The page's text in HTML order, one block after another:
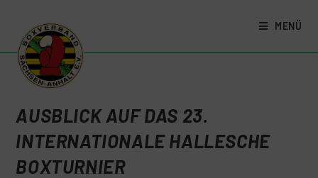
MENÜ
AUSBLICK AUF DAS 23.
INTERNATIONALE HALLESCHE
BOXTURNIER